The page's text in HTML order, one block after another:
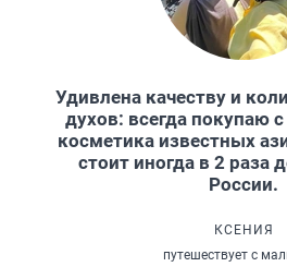
Удивлена качеству и
духов: всегда покупаю
косметика известных
стоит иногда в 2 раза
России.
КСЕНИЯ
путешествует с